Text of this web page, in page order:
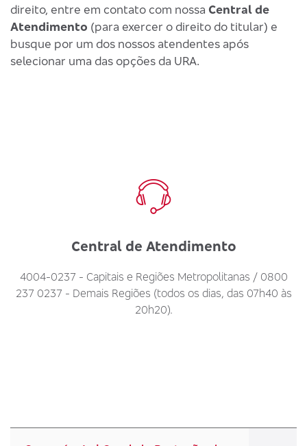
direito, entre em contato com nossa Central de
Atendimento (para exercer o direito do titular) e
busque por um dos nossos atendentes após
selecionar uma das opções da URA.
Central de Atendimento
4004-0237 - Capitais e Regiões Metropolitanas / 0800
237 0237 - Demais Regiões (todos os dias, das 07h40 às
20h20).